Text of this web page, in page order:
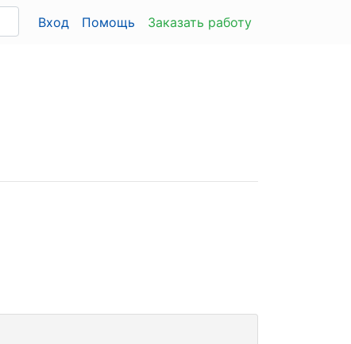
Вход Помощь Заказать работу